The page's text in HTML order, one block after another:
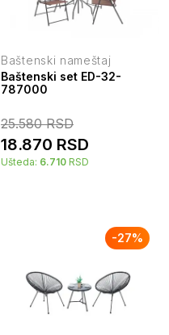
Baštenski nameštaj
Baštenski set ED-32-
787000
25.580RSD
18.870 RSD
Ušteda: 6.710 RSD
-27%